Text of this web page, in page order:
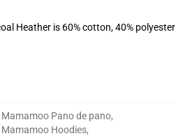
Heather is 60% cotton, 40% polyester
Mamamoo Pano de pano,
Mamamoo Hoodies,